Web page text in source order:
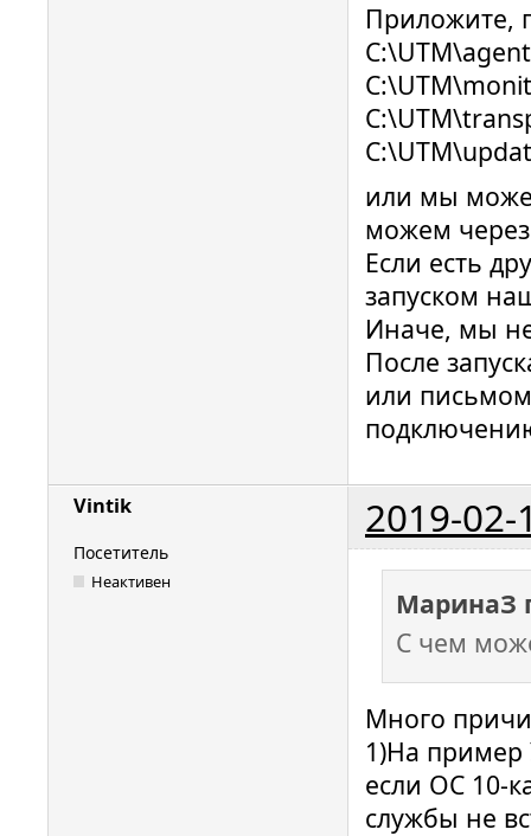
Приложите,
или мы
можем
Если есть
запуском
Иначе, мы
После
или
Vintik 2019-02-
Посетитель
Неактивен
МаринаЗ
С чем
Много
1)На пример
если ОС 10-
службы не